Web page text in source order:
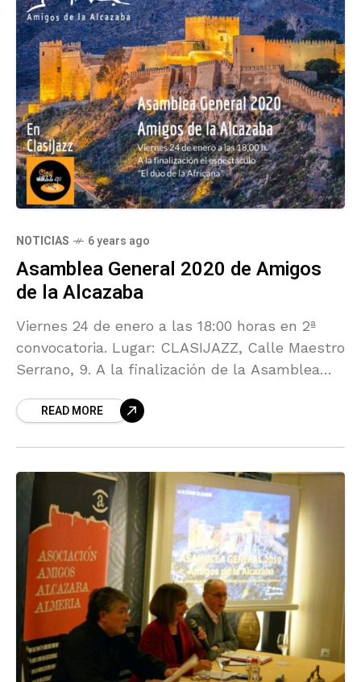
NOTICIAS 6 years ago
Asamblea General 2020 de Amigos
de la Alcazaba
Viernes 24 de enero a las 18:00 horas en 2ª
convocatoria. Lugar: CLASIJAZZ, Calle Maestro
Serrano, 9. A la finalización de la Asamblea
Africana"
READ MORE